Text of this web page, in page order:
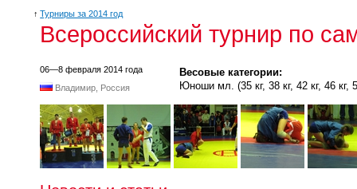
↑ Турниры за 2014 год
Всероссийский турнир по
06—8 февраля 2014 года
Владимир, Россия
Весовые категории:
Юноши мл. (35 кг, 38 кг, 42 кг, 46 кг,